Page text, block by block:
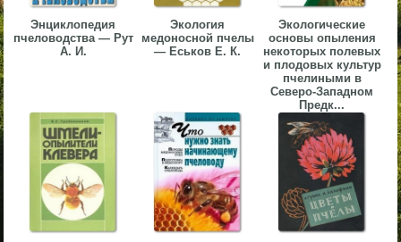
Энциклопедия
пчеловодства — Рут
А. И.
Экология
медоносной пчелы
— Еськов Е. К.
Экологические
основы опыления
некоторых полевых
и плодовых культур
пчелиными в
Северо-Западном
Предк...
▼